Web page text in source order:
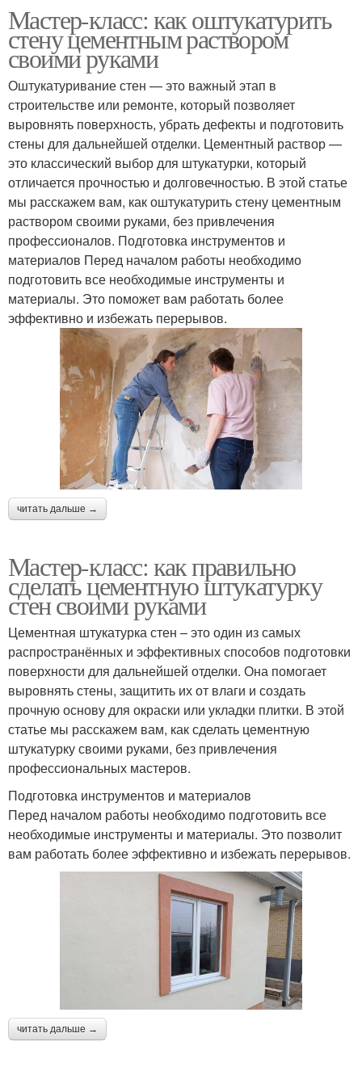
Мастер-класс: как оштукатурить
стену цементным раствором
своими руками
Оштукатуривание стен — это важный этап в
строительстве или ремонте, который позволяет
выровнять поверхность, убрать дефекты и подготовить
стены для дальнейшей отделки. Цементный раствор —
это классический выбор для штукатурки, который
отличается прочностью и долговечностью. В этой статье
мы расскажем вам, как оштукатурить стену цементным
раствором своими руками, без привлечения
профессионалов. Подготовка инструментов и
материалов Перед началом работы необходимо
подготовить все необходимые инструменты и
материалы. Это поможет вам работать более
эффективно и избежать перерывов.
читать дальше →
Мастер-класс: как правильно
сделать цементную штукатурку
стен своими руками
Цементная штукатурка стен – это один из самых
распространённых и эффективных способов подготовки
поверхности для дальнейшей отделки. Она помогает
выровнять стены, защитить их от влаги и создать
прочную основу для окраски или укладки плитки. В этой
статье мы расскажем вам, как сделать цементную
штукатурку своими руками, без привлечения
профессиональных мастеров.
Подготовка инструментов и материалов
Перед началом работы необходимо подготовить все
необходимые инструменты и материалы. Это позволит
вам работать более эффективно и избежать перерывов.
читать дальше →